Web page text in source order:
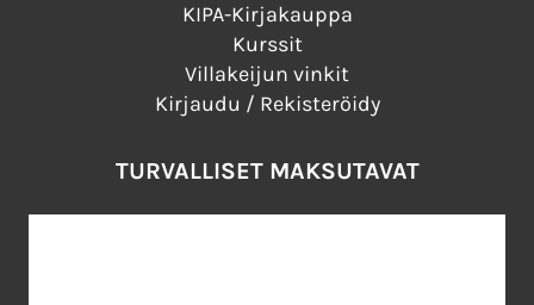
KIPA-Kirjakauppa
Kurssit
Villakeijun vinkit
Kirjaudu / Rekisteröidy
TURVALLISET MAKSUTAVAT